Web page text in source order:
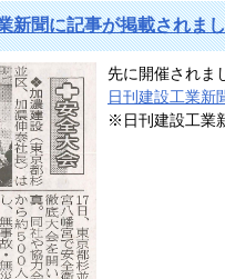
新聞に記事が掲載されま
先に開催されま
日刊建設工業新
※日刊建設工業